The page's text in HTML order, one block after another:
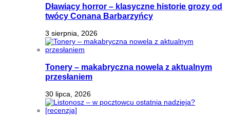
Dławiący horror – klasyczne historie grozy od
twócy Conana Barbarzyńcy
3 sierpnia, 2026
Tonery – makabryczna nowela z aktualnym
przesłaniem
30 lipca, 2026